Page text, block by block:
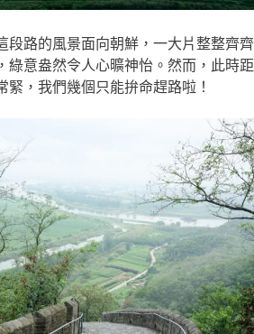
段路的風景面向朝鮮，一大片整整齊齊
綠意盎然令人心曠神怡。然而，此時距
緊，我們幾個只能拚命趕路啦！